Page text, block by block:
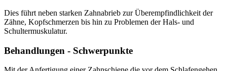
Dies führt neben starken Zahnabrieb zur Überempfindlichkeit der
Zähne, Kopfschmerzen bis hin zu Problemen der Hals- und
Schultermuskulatur.
Behandlungen - Schwerpunkte